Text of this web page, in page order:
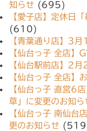
知らせ (695)
【愛子店】定休日
(610)
【青葉通り店】3
【仙台っ子 全店】
【仙台駅前店】2
【仙台っ子 全店】
【仙台っ子 直営6
草」に変更のお知ら
【仙台っ子 南仙
更のお知らせ